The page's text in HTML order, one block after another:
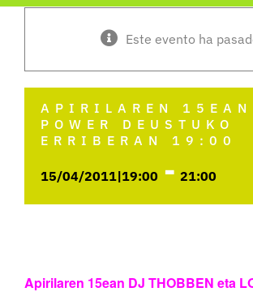
Este evento ha
APIRILAREN 15EAN
POWER DEUSTUKO
ERRIBERAN 19:00
15/04/2011|19:00 - 21:00
Apirilaren 15ean DJ THOBBEN eta